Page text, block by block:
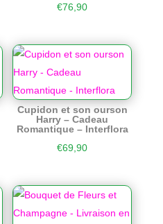
€76,90
Cupidon et son ourson
Harry – Cadeau
Romantique – Interflora
€69,90